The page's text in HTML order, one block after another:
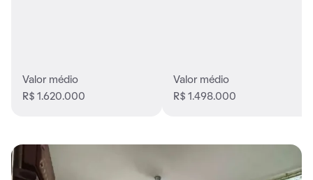
Valor médio
R$ 1.620.000
Valor médio
R$ 1.498.000